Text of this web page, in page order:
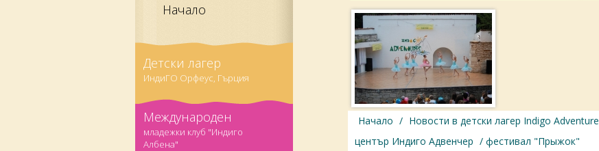
Начало
Детски лагер
ИндиГО Орфеус, Гърция
Международен
младежки клуб "Индиго
Албена"
Начало / Новости в детски лагер Indigo Adventure
център Индиго Адвенчер / фестивал "Прыжок"